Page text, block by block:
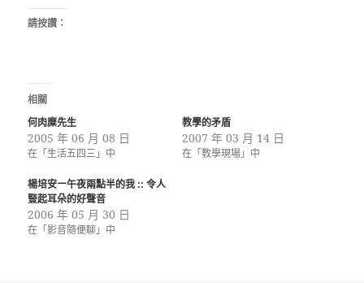
請按讚：
相關
何肉糜先生
2005 年 06 月 08 日
在「生活五四三」中
教學的矛盾
2007 年 03 月 14 日
在「教學現場」中
楊培安ー午夜兩點半的我 :: 令人
豎起耳朵的好聲音
2006 年 05 月 30 日
在「影音隨便聊」中